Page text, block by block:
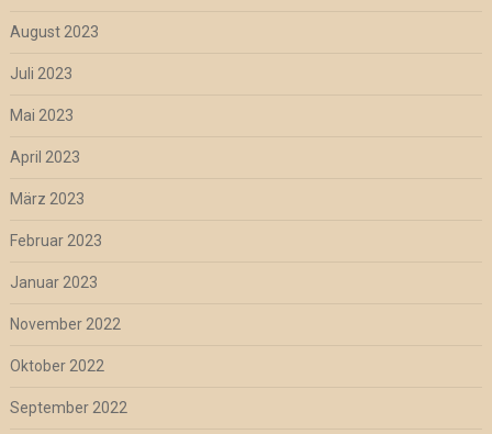
August 2023
Juli 2023
Mai 2023
April 2023
März 2023
Februar 2023
Januar 2023
November 2022
Oktober 2022
September 2022